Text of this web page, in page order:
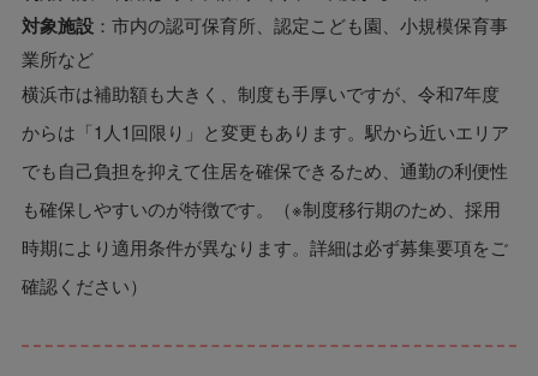
対象施設：市内の認可保育所、認定こども園、小規模保育事
業所など
横浜市は補助額も大きく、制度も手厚いですが、令和7年度
からは「1人1回限り」と変更もあります。駅から近いエリア
でも自己負担を抑えて住居を確保できるため、通勤の利便性
も確保しやすいのが特徴です。（※制度移行期のため、採用
時期により適用条件が異なります。詳細は必ず募集要項をご
確認ください）